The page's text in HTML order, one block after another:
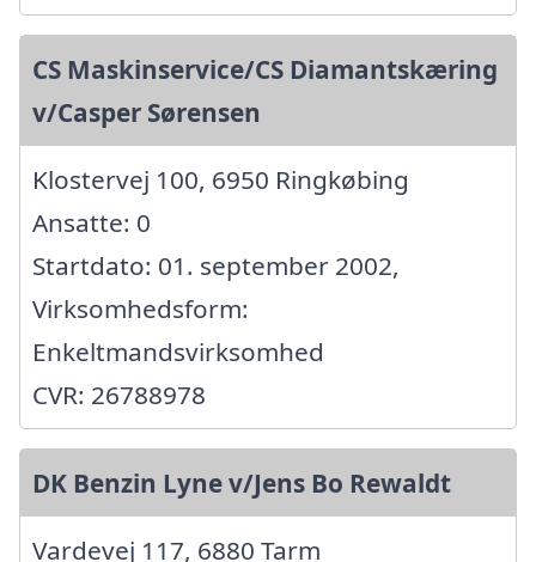
CS Maskinservice/CS Diamantskæring
v/Casper Sørensen
Klostervej 100, 6950 Ringkøbing
Ansatte: 0
Startdato: 01. september 2002,
Virksomhedsform:
Enkeltmandsvirksomhed
CVR: 26788978
DK Benzin Lyne v/Jens Bo Rewaldt
Vardevej 117, 6880 Tarm